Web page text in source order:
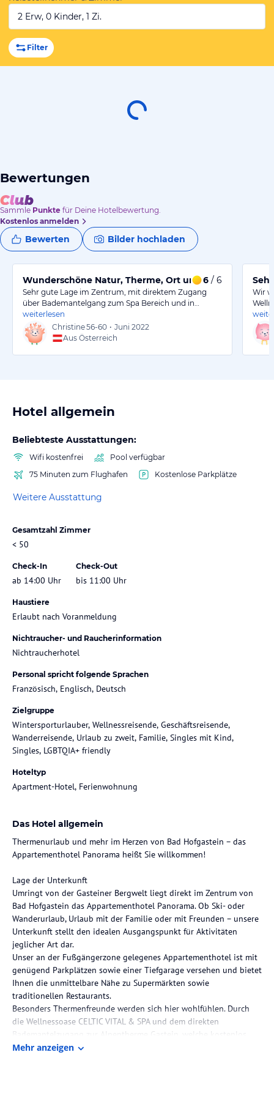
2 Erw, 0 Kinder, 1 Zi.
Filter
Bewertungen
Sammle Punkte für Deine Hotelbewertung.
Kostenlos anmelden
Bewerten Bilder hochladen
Wunderschöne Natur, Therme, Ort und Herzlichkeit.
6 / 6
Sehr gute Lage im Zentrum, mit direktem Zugang
über Bademantelgang zum Spa Bereich und in…
weiterlesen
Christine56-60 • Juni 2022
Aus Österreich
Wir
Hotel allgemein
Beliebteste Ausstattungen:
Wifi kostenfrei
Pool verfügbar
75 Minuten zum Flughafen
Kostenlose Parkplätze
Weitere Ausstattung
Gesamtzahl Zimmer
< 50
Check-In
ab 14:00 Uhr
Check-Out
bis 11:00 Uhr
Haustiere
Erlaubt nach Voranmeldung
Nichtraucher- und Raucherinformation
Nichtraucherhotel
Personal spricht folgende Sprachen
Französisch, Englisch, Deutsch
Zielgruppe
Wintersporturlauber, Wellnessreisende, Geschäftsreisende,
Wanderreisende, Urlaub zu zweit, Familie, Singles mit Kind,
Singles, LGBTQIA+ friendly
Hoteltyp
Apartment-Hotel, Ferienwohnung
Das Hotel allgemein
Thermenurlaub und mehr im Herzen von Bad Hofgastein – das
Appartementhotel Panorama heißt Sie willkommen!
Lage der Unterkunft
Umringt von der Gasteiner Bergwelt liegt direkt im Zentrum von
Bad Hofgastein das Appartementhotel Panorama. Ob Ski- oder
Wanderurlaub, Urlaub mit der Familie oder mit Freunden – unsere
Unterkunft stellt den idealen Ausgangspunkt für Aktivitäten
jeglicher Art dar.
Unser an der Fußgängerzone gelegenes Appartementhotel ist mit
genügend Parkplätzen sowie einer Tiefgarage versehen und bietet
Ihnen die unmittelbare Nähe zu Supermärkten sowie
traditionellen Restaurants.
Besonders Thermenfreunde werden sich hier wohlfühlen. Durch
die Wellnessoase CELTIC VITAL & SPA und dem direkten
Bademantelzugang zur Alpentherme Gastein, welche kostenlos
genutzt werden kann, bietet Ihr Aufenthalt in Bad Hofgastein
Mehr anzeigen